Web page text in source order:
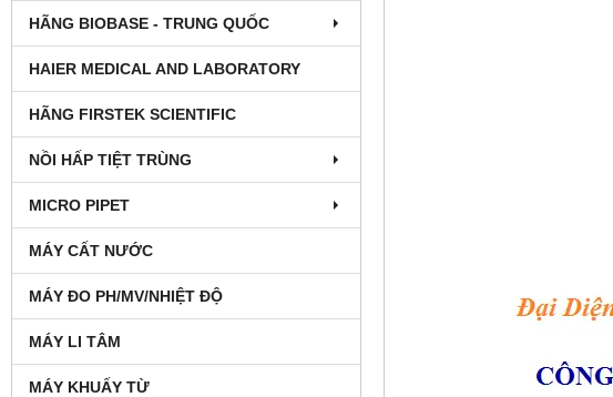
HÃNG BIOBASE - TRUNG QUỐC
HAIER MEDICAL AND LABORATORY
HÃNG FIRSTEK SCIENTIFIC
NỒI HẤP TIỆT TRÙNG
MICRO PIPET
MÁY CẤT NƯỚC
MÁY ĐO PH/MV/NHIỆT ĐỘ
MÁY LI TÂM
MÁY KHUẤY TỪ